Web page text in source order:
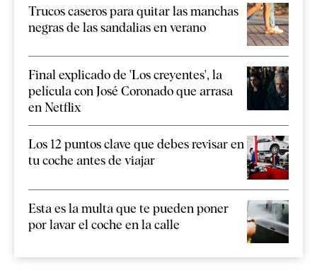
Trucos caseros para quitar las manchas
negras de las sandalias en verano
Final explicado de 'Los creyentes', la
película con José Coronado que arrasa
en Netflix
Los 12 puntos clave que debes revisar en
tu coche antes de viajar
Esta es la multa que te pueden poner
por lavar el coche en la calle